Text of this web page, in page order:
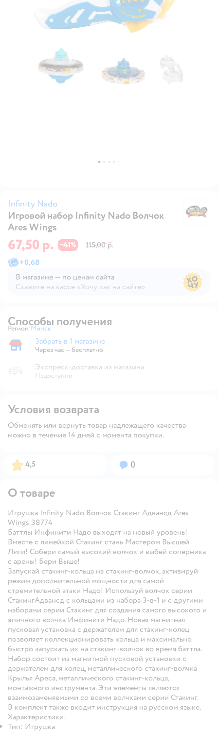
Infinity Nado
Игровой набор Infinity Nado Волчок
Ares Wings
67,50 р. −41%
115,00 р.
+0,68
В магазине — по ценам сайта
Скажите на кассе «Хочу как на сайте»
Способы получения
Регион: Выбор адреса доставки.
Минск
Забрать в магазине
Забрать в 1 магазине
Через час — бесплатно
Экспресс-доставка из магазина
Недоступно
Условия возврата
Обменять или вернуть товар надлежащего качества
можно в течение 14 дней с момента покупки.
Рейтинг:
4,5 Вопросов:
0
О товаре
Игрушка Infinity Nado Волчок Стакинг Адвансд Ares
Wings 38774
Баттлы Инфинити Надо выходят на новый уровень!
Вместе с линейкой Стакинг стань Мастером Высшей
Лиги! Собери самый высокий волчок и выбей соперника
с арены! Бери Выше!
Запускай стакинг-кольца на стакинг-волчок, активируй
режим дополнительной мощности для самой
стремительной атаки Надо! Используй волчок серии
СтакингАдвансд с кольцами из набора 3-в-1 и с другими
наборами серии Стакинг для создания самого высокого и
эпичного волчка Инфинити Надо. Новая магнитная
пусковая установка с держателем для стакинг-колец
позволяет коллекционировать кольца и максимально
быстро запускать их на стакинг-волчок во время баттла.
Набор состоит из магнитной пусковой установки с
держателем для колец, металлического стакинг-волчка
Крылья Ареса, металлического стакинг-кольца,
монтажного инструмента. Эти элементы являются
взаимозаменяемыми со всеми волчками серии Стакинг.
В комплект также входит инструкция на русском языке.
Характеристики:
Тип: Игрушка